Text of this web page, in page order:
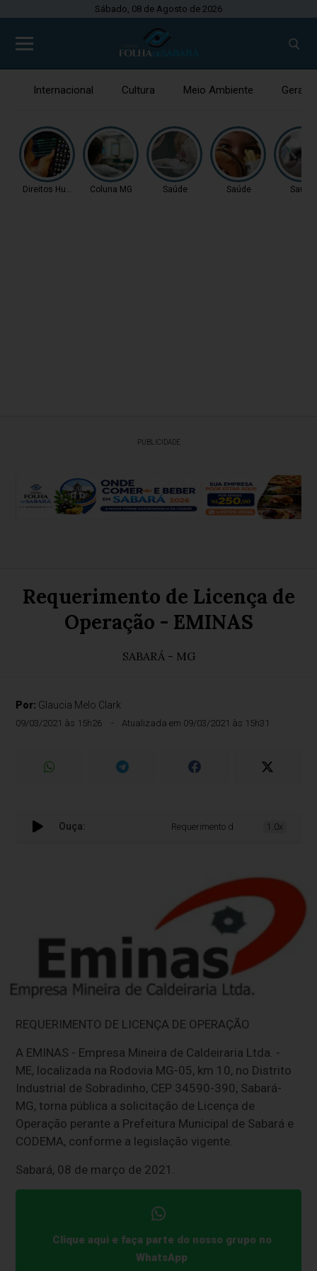
Sábado, 08 de Agosto de 2026
Internacional Cultura Meio Ambiente Gerais
Direitos HumanosColuna MG Saúde Saúde Saúde
PUBLICIDADE
Requerimento de Licença de
Operação - EMINAS
SABARÁ - MG
Por: Glaucia Melo Clark
09/03/2021 às 15h26 Atualizada em 09/03/2021 às 15h31
Ouça: Requerimento de Licença de
1.0x
REQUERIMENTO DE LICENÇA DE OPERAÇÃO
A EMINAS - Empresa Mineira de Caldeiraria Ltda. -
ME, localizada na Rodovia MG-05, km 10, no Distrito
Industrial de Sobradinho, CEP 34590-390, Sabará-
MG, torna pública a solicitação de Licença de
Operação perante a Prefeitura Municipal de Sabará e
CODEMA, conforme a legislação vigente.
Sabará, 08 de março de 2021.
Clique aqui e faça parte do nosso grupo no
WhatsApp